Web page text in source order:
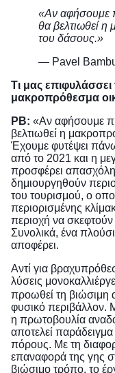
«Αν αφήσουμε
θα βελτιωθεί
του δάσους.»
— Pavel
Τι μας
μακροπρόθεσμα
PB: «Αν αφήσουμε
βελτιωθεί η
Έχουμε φυτέψει
από το 2021 και η
προσφέρει
δημιουργηθούν
του τουρισμού, ο
περιορισμένης
περιοχή να
Συνολικά, ένα
αποφέρει.
Αντί για
λύσεις
προωθεί τη βιώσιμη
φυσικό περιβάλλον.
η πρωτοβουλία
αποτελεί
πόρους. Με τη
επαναφορά της γης
βιώσιμο τρόπο, το